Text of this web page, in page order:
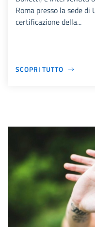
Roma presso la sede di
certificazione della...
SCOPRI TUTTO